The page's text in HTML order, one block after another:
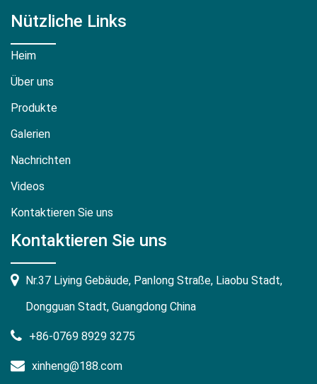
Nützliche Links
Heim
Über uns
Produkte
Galerien
Nachrichten
Videos
Kontaktieren Sie uns
Kontaktieren Sie uns
Nr.37 Liying Gebäude, Panlong Straße, Liaobu Stadt,
Dongguan Stadt, Guangdong China
+86-0769 8929 3275
xinheng@188.com